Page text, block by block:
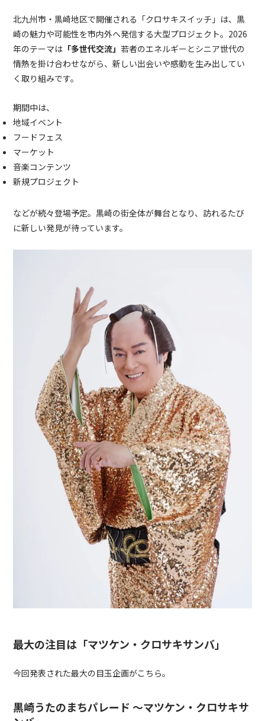
北九州市・黒崎地区で開催される「クロサキスイッチ」は、黒
崎の魅力や可能性を市内外へ発信する大型プロジェクト。2026
年のテーマは 「多世代交流」若者のエネルギーとシニア世代の
情熱を掛け合わせながら、新しい出会いや感動を生み出してい
く取り組みです。
期間中は、
地域イベント
フードフェス
マーケット
音楽コンテンツ
新規プロジェクト
などが続々登場予定。黒崎の街全体が舞台となり、訪れるたび
に新しい発見が待っています。
最大の注目は「マツケン・クロサキサンバ」
今回発表された最大の目玉企画がこちら。
黒崎うたのまちパレード ～マツケン・クロサキサ